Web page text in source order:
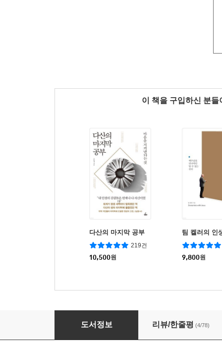
이 책을 구입하신 분
다산의 마지막 공부
219건
10,500원
팀 켈러의 인
9,800원
거대한 불평등
도서정보 리뷰/한줄평 (4/78)